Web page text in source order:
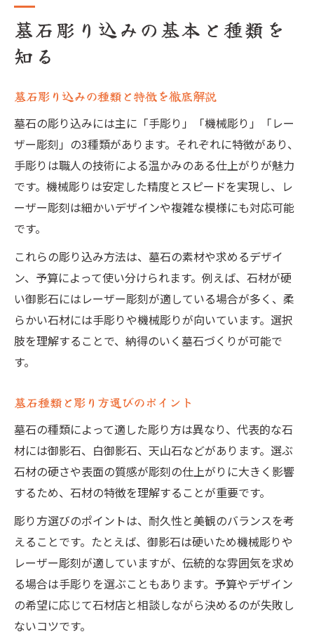
墓石種類ごとに異なる文字彫刻の特徴
墓石種類をふまえた彫刻デザイン選択術
墓石種類と文字入れ料金の関係性
後悔しない墓石彫り方と費用相場
墓石種類ごとの費用相場と選び方
後悔しない墓石種類と彫り方の選定術
墓石種類と彫り方で変わる価格の特徴
墓石に刻む文字のルールとは何か
墓石 文字 タブーと種類別の注意点
墓石種類と文字刻みルールの違い解説
墓石種類を意識した文字入れマナー
追加彫刻の費用変動要因を解説
墓石種類で変わる追加彫刻費用の実態
墓石種類ごと追加彫り費用の考え方
墓石種類別に見る費用変動要因一覧
墓石種類と書体が費用に与える影響
墓石への彫り込みで注意すべき点
墓石種類で違う彫り込み時の注意点
墓石種類別 彫り方のリスクと対策
墓石彫り込みの基本と種類を
知る
墓石彫り込みの種類と特徴を徹底解説
墓石の彫り込みには主に「手彫り」「機械彫り」「レー
ザー彫刻」の3種類があります。それぞれに特徴があり、
手彫りは職人の技術による温かみのある仕上がりが魅力
です。機械彫りは安定した精度とスピードを実現し、レ
ーザー彫刻は細かいデザインや複雑な模様にも対応可能
です。
これらの彫り込み方法は、墓石の素材や求めるデザイ
ン、予算によって使い分けられます。例えば、石材が硬
い御影石にはレーザー彫刻が適している場合が多く、柔
らかい石材には手彫りや機械彫りが向いています。選択
肢を理解することで、納得のいく墓石づくりが可能で
す。
墓石種類と彫り方選びのポイント
墓石の種類によって適した彫り方は異なり、代表的な石
材には御影石、白御影石、天山石などがあります。選ぶ
石材の硬さや表面の質感が彫刻の仕上がりに大きく影響
するため、石材の特徴を理解することが重要です。
彫り方選びのポイントは、耐久性と美観のバランスを考
えることです。たとえば、御影石は硬いため機械彫りや
レーザー彫刻が適していますが、伝統的な雰囲気を求め
る場合は手彫りを選ぶこともあります。予算やデザイン
の希望に応じて石材店と相談しながら決めるのが失敗し
ないコツです。